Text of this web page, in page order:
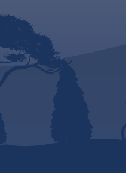
krajobraz urozmaicają liczne